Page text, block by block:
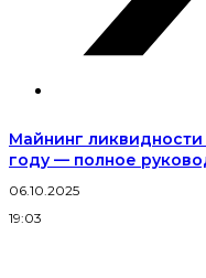
Майнинг ликвидности
году — полное
06.10.2025
19:03